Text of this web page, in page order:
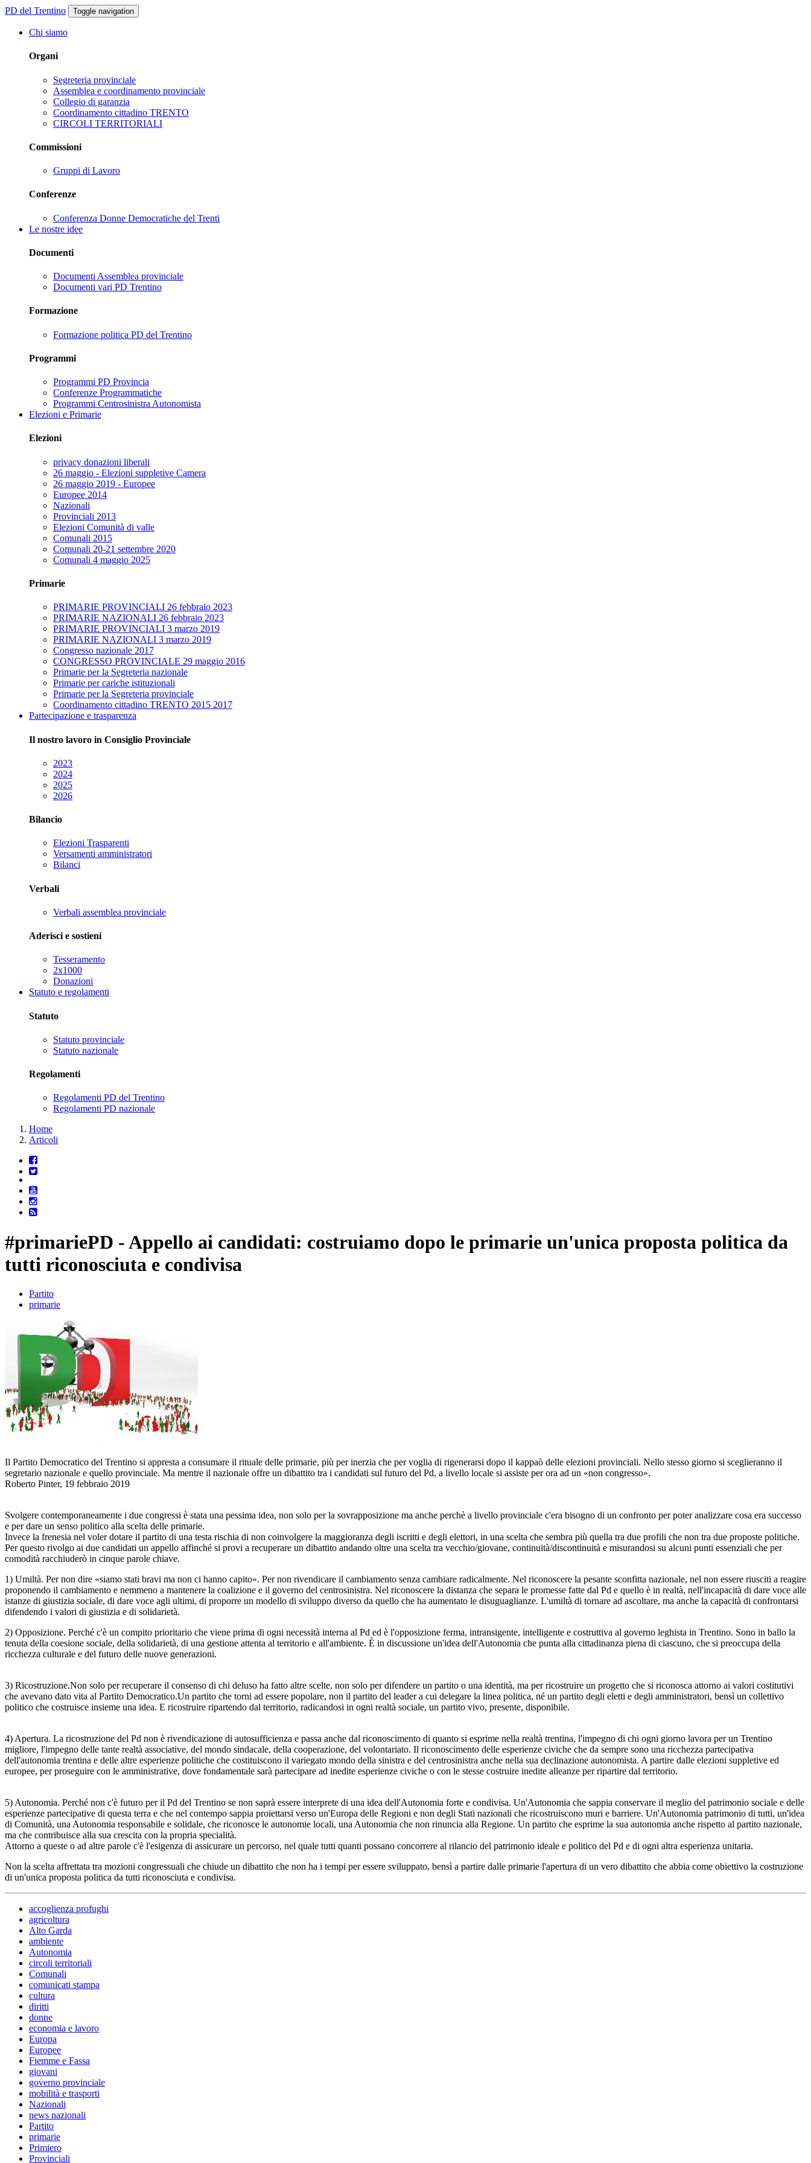
PD del Trentino Toggle navigation
Chi siamo
Organi
Segreteria provinciale
Assemblea e coordinamento provinciale
Collegio di garanzia
Coordinamento cittadino TRENTO
CIRCOLI TERRITORIALI
Commissioni
Gruppi di Lavoro
Conferenze
Conferenza Donne Democratiche del Trenti
Le nostre idee
Documenti
Documenti Assemblea provinciale
Documenti vari PD Trentino
Formazione
Formazione politica PD del Trentino
Programmi
Programmi PD Provincia
Conferenze Programmatiche
Programmi Centrosinistra Autonomista
Elezioni e Primarie
Elezioni
privacy donazioni liberali
26 maggio - Elezioni suppletive Camera
26 maggio 2019 - Europee
Europee 2014
Nazionali
Provinciali 2013
Elezioni Comunità di valle
Comunali 2015
Comunali 20-21 settembre 2020
Comunali 4 maggio 2025
Primarie
PRIMARIE PROVINCIALI 26 febbraio 2023
PRIMARIE NAZIONALI 26 febbraio 2023
PRIMARIE PROVINCIALI 3 marzo 2019
PRIMARIE NAZIONALI 3 marzo 2019
Congresso nazionale 2017
CONGRESSO PROVINCIALE 29 maggio 2016
Primarie per la Segreteria nazionale
Primarie per cariche istituzionali
Primarie per la Segreteria provinciale
Coordinamento cittadino TRENTO 2015 2017
Partecipazione e trasparenza
Il nostro lavoro in Consiglio Provinciale
2023
2024
2025
2026
Bilancio
Elezioni Trasparenti
Versamenti amministratori
Bilanci
Verbali
Verbali assemblea provinciale
Aderisci e sostieni
Tesseramento
2x1000
Donazioni
Statuto e regolamenti
Statuto
Statuto provinciale
Statuto nazionale
Regolamenti
Regolamenti PD del Trentino
Regolamenti PD nazionale
Home
Articoli
#primariePD - Appello ai candidati: costruiamo dopo le primarie un'unica proposta politica da
tutti riconosciuta e condivisa
Partito
primarie
Il Partito Democratico del Trentino si appresta a consumare il rituale delle primarie, più per inerzia che per voglia di rigenerarsi dopo il kappaò delle elezioni provinciali. Nello stesso giorno si sceglieranno il
segretario nazionale e quello provinciale. Ma mentre il nazionale offre un dibattito tra i candidati sul futuro del Pd, a livello locale si assiste per ora ad un «non congresso».
Roberto Pinter, 19 febbraio 2019
Svolgere contemporaneamente i due congressi è stata una pessima idea, non solo per la sovrapposizione ma anche perchè a livello provinciale c'era bisogno di un confronto per poter analizzare cosa era successo
e per dare un senso politico alla scelta delle primarie.
Invece la frenesia nel voler dotare il partito di una testa rischia di non coinvolgere la maggioranza degli iscritti e degli elettori, in una scelta che sembra più quella tra due profili che non tra due proposte politiche.
Per questo rivolgo ai due candidati un appello affinché si provi a recuperare un dibattito andando oltre una scelta tra vecchio/giovane, continuità/discontinuità e misurandosi su alcuni punti essenziali che per
comodità racchiuderò in cinque parole chiave.
1) Umiltà. Per non dire «siamo stati bravi ma non ci hanno capito». Per non rivendicare il cambiamento senza cambiare radicalmente. Nel riconoscere la pesante sconfitta nazionale, nel non essere riusciti a reagire
proponendo il cambiamento e nemmeno a mantenere la coalizione e il governo del centrosinistra. Nel riconoscere la distanza che separa le promesse fatte dal Pd e quello è in realtà, nell'incapacità di dare voce alle
istanze di giustizia sociale, di dare voce agli ultimi, di proporre un modello di sviluppo diverso da quello che ha aumentato le disuguaglianze. L'umiltà di tornare ad ascoltare, ma anche la capacità di confrontarsi
difendendo i valori di giustizia e di solidarietà.
2) Opposizione. Perché c'è un compito prioritario che viene prima di ogni necessità interna al Pd ed è l'opposizione ferma, intransigente, intelligente e costruttiva al governo leghista in Trentino. Sono in ballo la
tenuta della coesione sociale, della solidarietà, di una gestione attenta al territorio e all'ambiente. È in discussione un'idea dell'Autonomia che punta alla cittadinanza piena di ciascuno, che si preoccupa della
ricchezza culturale e del futuro delle nuove generazioni.
3) Ricostruzione.Non solo per recuperare il consenso di chi deluso ha fatto altre scelte, non solo per difendere un partito o una identità, ma per ricostruire un progetto che si riconosca attorno ai valori costitutivi
che avevano dato vita al Partito Democratico.Un partito che torni ad essere popolare, non il partito del leader a cui delegare la linea politica, né un partito degli eletti e degli amministratori, bensì un collettivo
politico che costruisce insieme una idea. E ricostruire ripartendo dal territorio, radicandosi in ogni realtà sociale, un partito vivo, presente, disponibile.
4) Apertura. La ricostruzione del Pd non è rivendicazione di autosufficienza e passa anche dal riconoscimento di quanto si esprime nella realtà trentina, l'impegno di chi ogni giorno lavora per un Trentino
migliore, l'impegno delle tante realtà associative, del mondo sindacale, della cooperazione, del volontariato. Il riconoscimento delle esperienze civiche che da sempre sono una ricchezza partecipativa
dell'autonomia trentina e delle altre esperienze politiche che costituiscono il variegato mondo della sinistra e del centrosinistra anche nella sua declinazione autonomista. A partire dalle elezioni suppletive ed
europee, per proseguire con le amministrative, dove fondamentale sarà partecipare ad inedite esperienze civiche o con le stesse costruire inedite alleanze per ripartire dal territorio.
5) Autonomia. Perché non c'è futuro per il Pd del Trentino se non saprà essere interprete di una idea dell'Autonomia forte e condivisa. Un'Autonomia che sappia conservare il meglio del patrimonio sociale e delle
esperienze partecipative di questa terra e che nel contempo sappia proiettarsi verso un'Europa delle Regioni e non degli Stati nazionali che ricostruiscono muri e barriere. Un'Autonomia patrimonio di tutti, un'idea
di Comunità, una Autonomia responsabile e solidale, che riconosce le autonomie locali, una Autonomia che non rinuncia alla Regione. Un partito che esprime la sua autonomia anche rispetto al partito nazionale,
ma che contribuisce alla sua crescita con la propria specialità.
Attorno a queste o ad altre parole c'è l'esigenza di assicurare un percorso, nel quale tutti quanti possano concorrere al rilancio del patrimonio ideale e politico del Pd e di ogni altra esperienza unitaria.
Non la scelta affrettata tra mozioni congressuali che chiude un dibattito che non ha i tempi per essere sviluppato, bensì a partire dalle primarie l'apertura di un vero dibattito che abbia come obiettivo la costruzione
di un'unica proposta politica da tutti riconosciuta e condivisa.
accoglienza profughi
agricoltura
Alto Garda
ambiente
Autonomia
circoli territoriali
Comunali
comunicati stampa
cultura
diritti
donne
economia e lavoro
Europa
Europee
Fiemme e Fassa
giovani
governo provinciale
mobilità e trasporti
Nazionali
news nazionali
Partito
primarie
Primiero
Provinciali